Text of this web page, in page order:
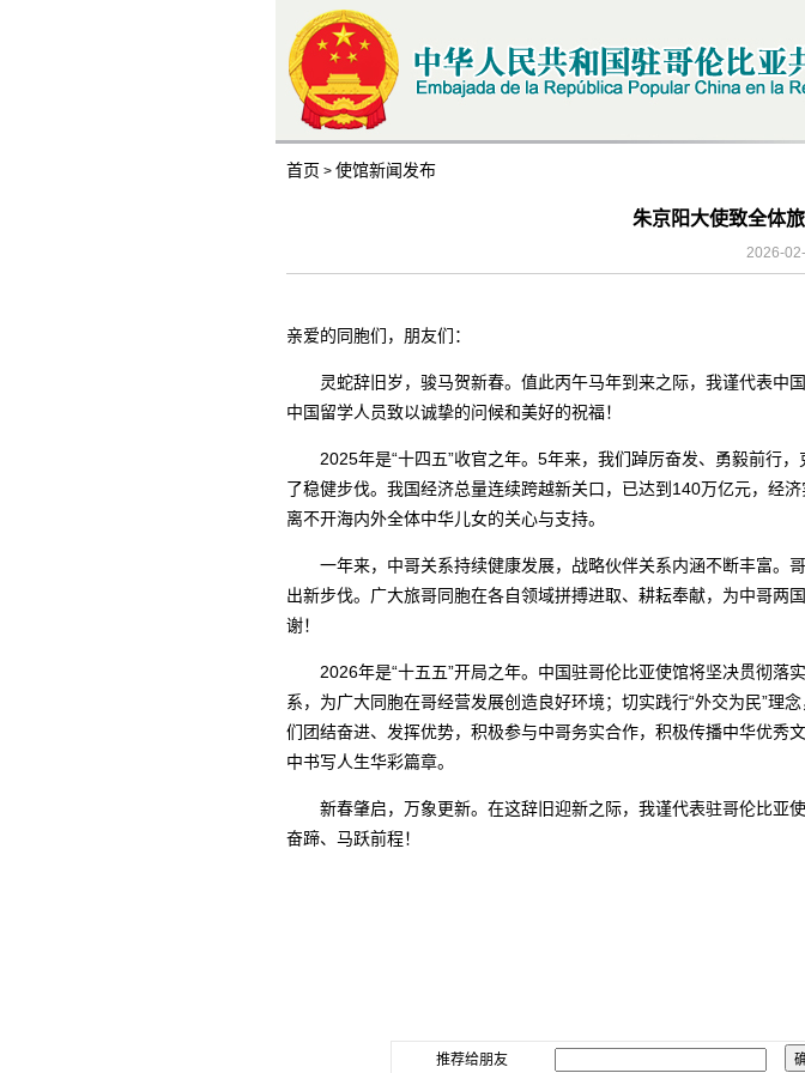
首页 > 使馆新闻发布
朱京阳大使致全体
2026-
亲爱的同胞们，朋友们：
灵蛇辞旧岁，骏马贺新春。值此丙午马年到来之际，我谨代表中
中国留学人员致以诚挚的问候和美好的祝福！
2025年是“十四五”收官之年。5年来，我们踔厉奋发、勇毅前行
了稳健步伐。我国经济总量连续跨越新关口，已达到140万亿元，经
离不开海内外全体中华儿女的关心与支持。
一年来，中哥关系持续健康发展，战略伙伴关系内涵不断丰富。
出新步伐。广大旅哥同胞在各自领域拼搏进取、耕耘奉献，为中哥
谢！
2026年是“十五五”开局之年。中国驻哥伦比亚使馆将坚决贯彻
系，为广大同胞在哥经营发展创造良好环境；切实践行“外交为民”理
们团结奋进、发挥优势，积极参与中哥务实合作，积极传播中华优秀
中书写人生华彩篇章。
新春肇启，万象更新。在这辞旧迎新之际，我谨代表驻哥伦比亚
奋蹄、马跃前程！
推荐给朋友